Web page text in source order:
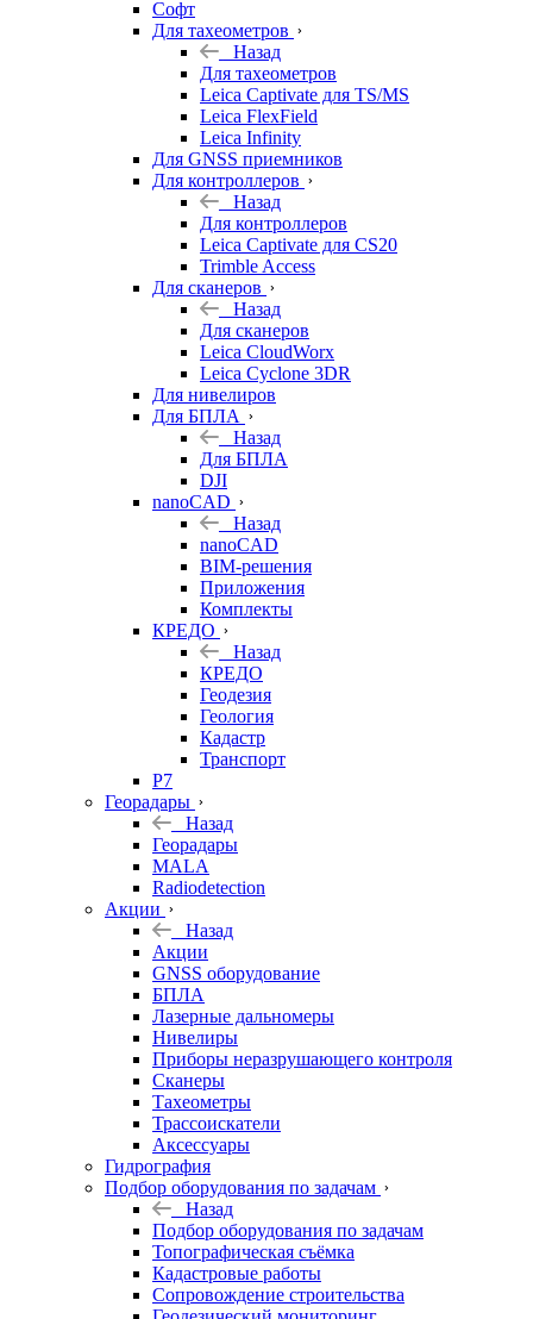
Софт
Для тахеометров
Назад
Для тахеометров
Leica Captivate для TS/MS
Leica FlexField
Leica Infinity
Для GNSS приемников
Для контроллеров
Назад
Для контроллеров
Leica Captivate для CS20
Trimble Access
Для сканеров
Назад
Для сканеров
Leica CloudWorx
Leica Cyclone 3DR
Для нивелиров
Для БПЛА
Назад
Для БПЛА
DJI
nanoCAD
Назад
nanoCAD
BIM-решения
Приложения
Комплекты
КРЕДО
Назад
КРЕДО
Геодезия
Геология
Кадастр
Транспорт
Р7
Георадары
Назад
Георадары
MALA
Radiodetection
Акции
Назад
Акции
GNSS оборудование
БПЛА
Лазерные дальномеры
Нивелиры
Приборы неразрушающего контроля
Сканеры
Тахеометры
Трассоискатели
Аксессуары
Гидрография
Подбор оборудования по задачам
Назад
Подбор оборудования по задачам
Топографическая съёмка
Кадастровые работы
Сопровождение строительства